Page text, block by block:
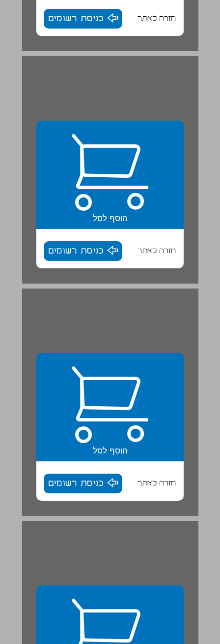
חזרה לאתר כניסת רשומים
יום הכיפורים שלי ... 23
הוסף לסל
חזרה לאתר כניסת רשומים
הוסף לסל
חזרה לאתר כניסת רשומים